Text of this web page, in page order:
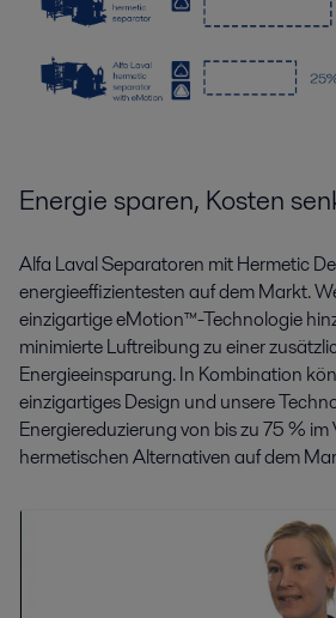
Energie sparen, Kosten
Alfa Laval Separatoren mit Hermetic
energieeffizientesten auf dem Markt.
einzigartige eMotion™-Technologie
minimierte Luftreibung zu einer
Energieeinsparung. In Kombination
einzigartiges Design und unsere
Energiereduzierung von bis zu 75 %
hermetischen Alternativen auf dem